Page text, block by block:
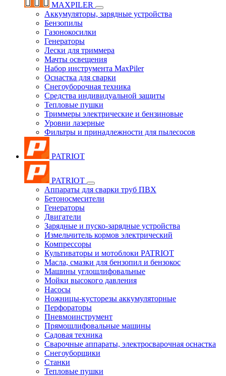
MAXPILER
Аккумуляторы, зарядные устройства
Бензопилы
Газонокосилки
Генераторы
Лески для триммера
Мачты освещения
Набор инструмента MaxPiler
Оснастка для сварки
Снегоуборочная техника
Средства индивидуальной защиты
Тепловые пушки
Триммеры электрические и бензиновые
Уровни лазерные
Фильтры и принадлежности для пылесосов
PATRIOT
PATRIOT
Аппараты для сварки труб ПВХ
Бетоносмесители
Генераторы
Двигатели
Зарядные и пуско-зарядные устройства
Измельчитель кормов электрический
Компрессоры
Культиваторы и мотоблоки PATRIOT
Масла, смазки для бензопил и бензокос
Машины углошлифовальные
Мойки высокого давления
Насосы
Ножницы-кусторезы аккумуляторные
Перфораторы
Пневмоинструмент
Прямошлифовальные машины
Садовая техника
Сварочные аппараты, электросварочная оснастка
Снегоуборщики
Станки
Тепловые пушки